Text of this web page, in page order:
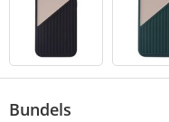
Bundels